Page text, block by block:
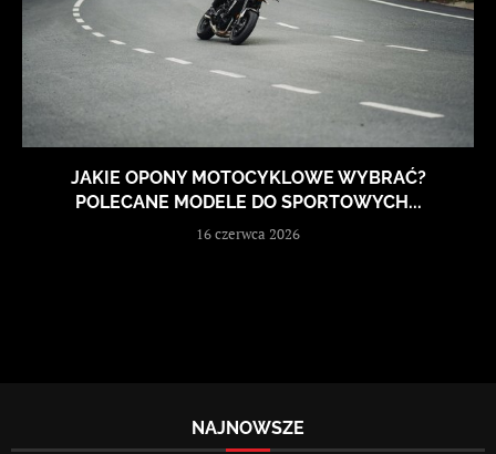
JAKIE OPONY MOTOCYKLOWE WYBRAĆ?
POLECANE MODELE DO SPORTOWYCH...
16 czerwca 2026
NAJNOWSZE